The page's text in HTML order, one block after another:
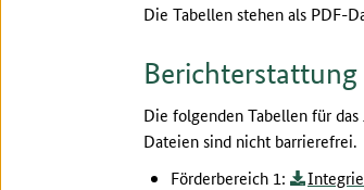
Die Tabellen stehen als PDF-
Die folgenden Tabellen für
Dateien sind nicht barrierefrei.
Förderbereich 1: